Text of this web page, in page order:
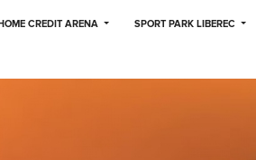
CREDIT ARENA SPORT PARK LIBEREC